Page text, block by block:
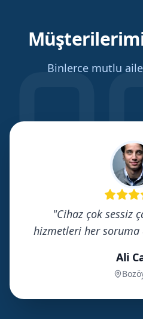
Binlerce mutlu aile
"Cihaz çok sessiz
hizmetleri her soruma
Ali